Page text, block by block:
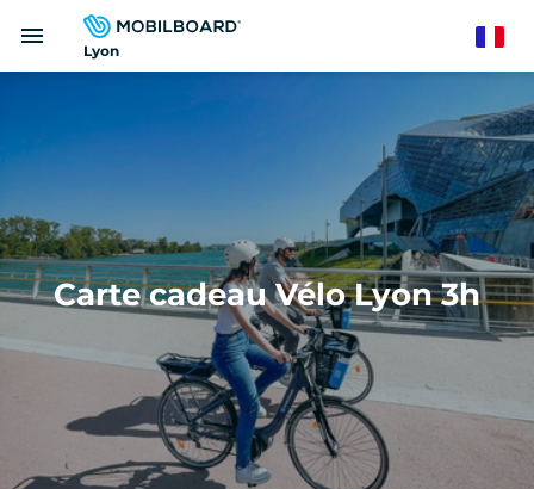
Lyon
menu
Carte cadeau Vélo Lyon 3h